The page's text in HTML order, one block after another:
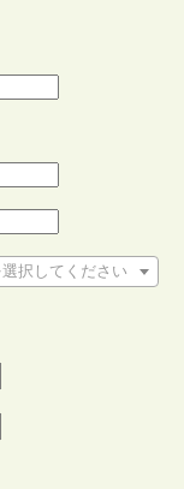
択してください
てください